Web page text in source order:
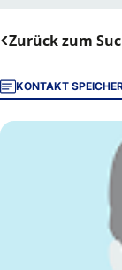
Zurück zum
KONTAKT